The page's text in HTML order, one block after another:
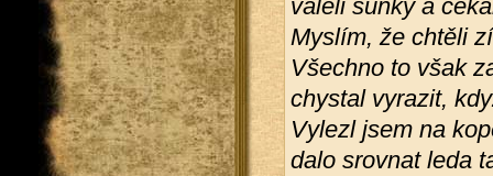
váleli šunky a
Myslím, že chtěli
Všechno to však
chystal vyrazit,
Vylezl jsem na
dalo srovnat leda